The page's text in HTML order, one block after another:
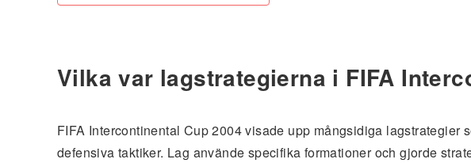
Vilka var lagstrategierna i FIFA
FIFA Intercontinental Cup 2004 visade upp mångsidiga lagstrategier
defensiva taktiker. Lag använde specifika formationer och gjorde